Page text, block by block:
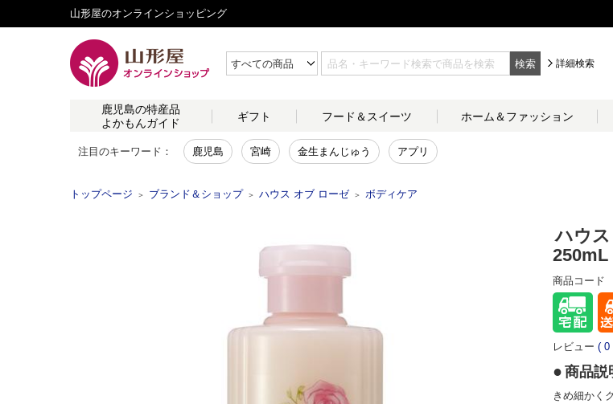
山形屋のオンラインショッピング
検索 詳細検索
鹿児島の特産品
よかもんガイド
ギフト フード＆ スイーツ ホーム＆ ファッション
注目のキーワード： 鹿児島 宮崎 金生まんじゅう アプリ
トップページ ＞ ブランド＆ショップ ＞ ハウス オブ ローゼ ＞ ボディケア
ハウ
250mL
商品コード
レビュー ( 0
商品説
きめ細かく